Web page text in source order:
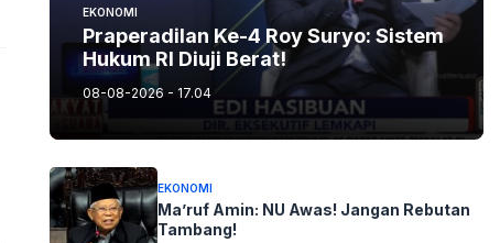
EKONOMI
Praperadilan Ke-4 Roy Suryo: Sistem
Hukum RI Diuji Berat!
08-08-2026 - 17.04
EKONOMI
Ma’ruf Amin: NU Awas! Jangan Rebutan
Tambang!